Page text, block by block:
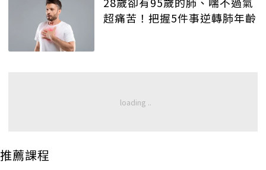
超痛苦！把握5件事逆轉肺年齡
推薦課程